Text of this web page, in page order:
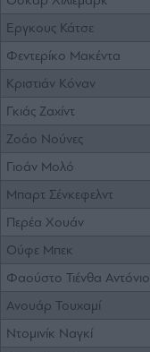
Εργκους Κάτσε
Φεντερίκο Μακέντα
Κριστιάν Κόναν
Γκιάς Ζαχίντ
Ζοάο Νούνες
Γιοάν Μολό
Μπαρτ Σένκεφελντ
Περέα Χουάν
Ούφε Μπεκ
Φαούστο Τιένθα Αντόνιο
Ανουάρ Τουχαμί
Ντομινίκ Ναγκί